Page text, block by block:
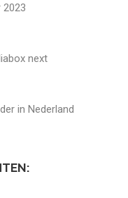
2023
next
in Nederland